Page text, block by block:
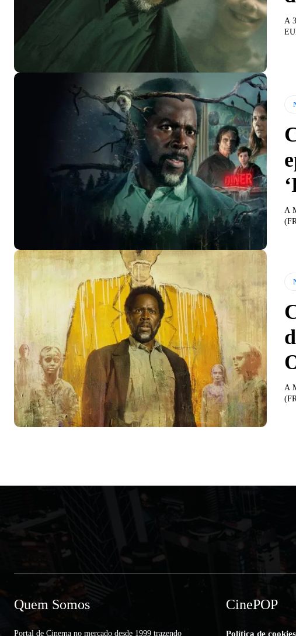
A
A
A
Quem Somos
Portal de Cinema no mercado desde 1999 trazendo
CinePOP
Política de cookies